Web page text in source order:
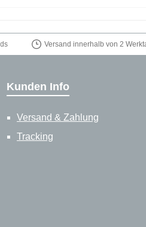
Versand innerhalb von 2
Kunden Info
Versand & Zahlung
Tracking